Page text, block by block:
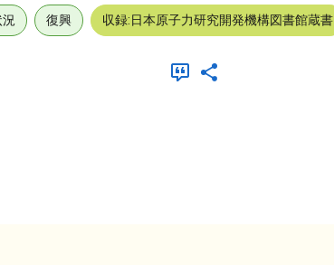
復興 収録:日本原子力研究開発機構図書館蔵書